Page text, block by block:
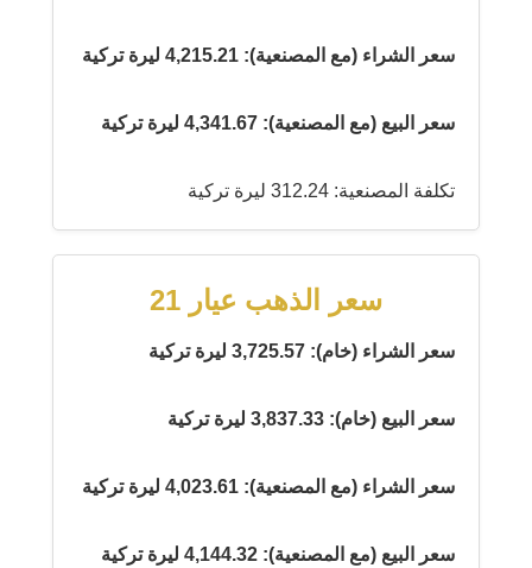
سعر الشراء (مع المصنعية): 4,215.21 ليرة تركية
سعر البيع (مع المصنعية): 4,341.67 ليرة تركية
تكلفة المصنعية: 312.24 ليرة تركية
سعر الذهب عيار 21
سعر الشراء (خام): 3,725.57 ليرة تركية
سعر البيع (خام): 3,837.33 ليرة تركية
سعر الشراء (مع المصنعية): 4,023.61 ليرة تركية
سعر البيع (مع المصنعية): 4,144.32 ليرة تركية